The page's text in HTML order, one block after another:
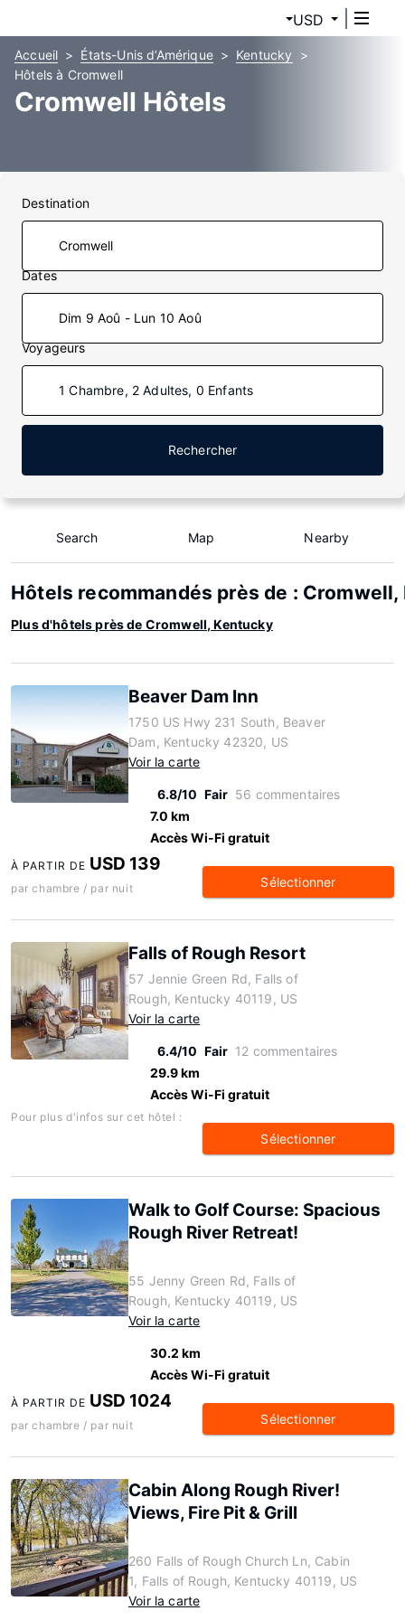
USD
Accueil États-Unis d’Amérique
Kentucky
Hôtels à Cromwell
Cromwell Hôtels
Destination
Dates
Dim 9 Aoû - Lun 10 Aoû
Voyageurs
1 Chambre, 2 Adultes, 0 Enfants
Rechercher
Search Map Nearby
Hôtels recommandés près de : Cromwell,
Plus d'hôtels près de Cromwell, Kentucky
Beaver Dam Inn
1750 US Hwy 231 South, Beaver
Dam, Kentucky 42320, US
Voir la carte
6.8/10 Fair 56 commentaires
7.0 km
Accès Wi-Fi gratuit
À PARTIR DE USD 139
par chambre / par nuit Sélectionner
Falls of Rough Resort
57 Jennie Green Rd, Falls of
Rough, Kentucky 40119, US
Voir la carte
6.4/10 Fair 12 commentaires
29.9 km
Accès Wi-Fi gratuit
Pour plus d'infos sur cet hôtel :
Sélectionner
Walk to Golf Course: Spacious
Rough River Retreat!
55 Jenny Green Rd, Falls of
Rough, Kentucky 40119, US
Voir la carte
30.2 km
Accès Wi-Fi gratuit
À PARTIR DE USD 1024
par chambre / par nuit Sélectionner
Cabin Along Rough River!
Views, Fire Pit & Grill
260 Falls of Rough Church Ln, Cabin
1, Falls of Rough, Kentucky 40119, US
Voir la carte